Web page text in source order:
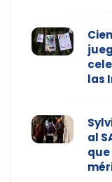
las
al
que